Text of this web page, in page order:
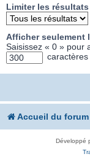
Limiter les
Afficher seulement
Saisissez « 0 » pour
Accueil du forum
Développé